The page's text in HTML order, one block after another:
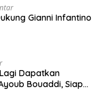
Gianni Infantino
Dapatkan
Bouaddi, Siap